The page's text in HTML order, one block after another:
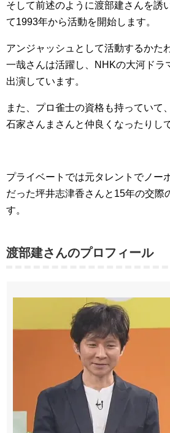
そして前述のように渡部建さんを誘
て1993年から活動を開始します。
アンジャッシュとして活動するかた
一哉さんは活躍し、NHKの大河ドラ
出演しています。
また、プロ雀士の資格も持っていて
石家さんまさんと仲良くなったりし
プライベートでは元タレントでノー
だった坪井志津香さんと15年の交際
す。
渡部建さんのプロフィール